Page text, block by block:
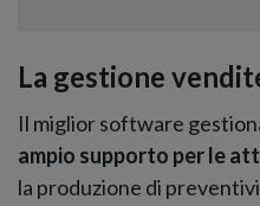
La gestione
Il miglior software
ampio supporto per le
la produzione di